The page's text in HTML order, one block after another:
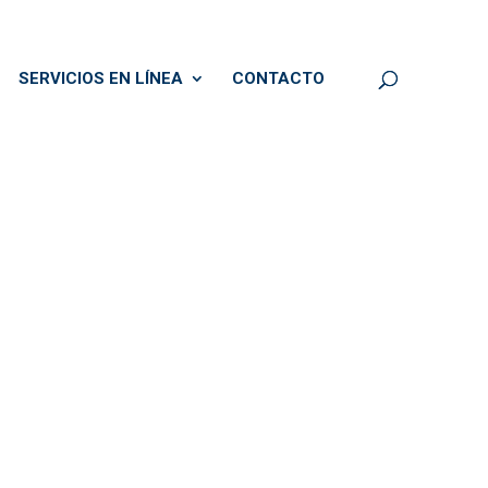
SERVICIOS EN LÍNEA CONTACTO